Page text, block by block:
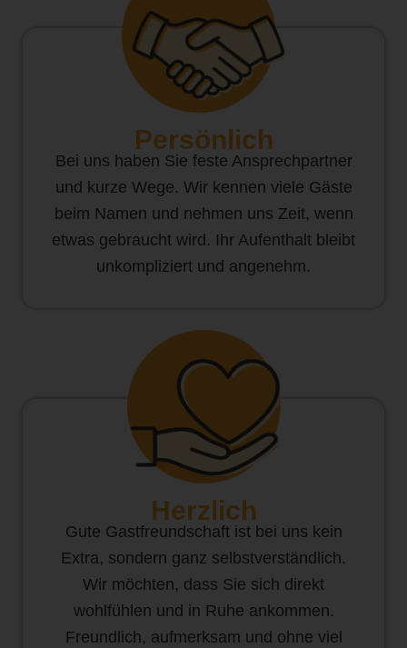
Persönlich
Bei uns haben Sie feste Ansprechpartner
und kurze Wege. Wir kennen viele Gäste
beim Namen und nehmen uns Zeit, wenn
etwas gebraucht wird. Ihr Aufenthalt bleibt
unkompliziert und angenehm.
Herzlich
Gute Gastfreundschaft ist bei uns kein
Extra, sondern ganz selbstverständlich.
Wir möchten, dass Sie sich direkt
wohlfühlen und in Ruhe ankommen.
Freundlich, aufmerksam und ohne viel